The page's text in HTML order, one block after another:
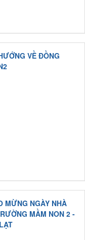
VỀ ĐỒNG
MỪNG NGÀY NHÀ
MẦM NON 2 -